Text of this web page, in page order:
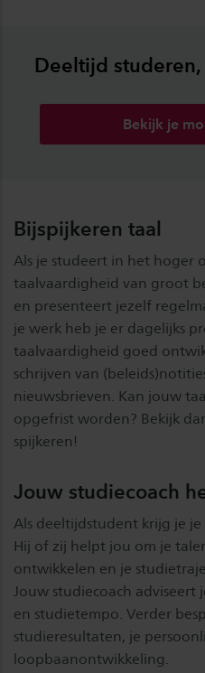
Deeltijd
Bekijk je
Bijspijkeren taal
Als je studeert in het hoger
taalvaardigheid van groot
en presenteert jezelf
je werk heb je er dagelijks
taalvaardigheid goed
schrijven van
nieuwsbrieven. Kan jouw
opgefrist worden? Bekijk
spijkeren!
Jouw studiecoach
Als deeltijdstudent krijg je
Hij of zij helpt jou om je
ontwikkelen en je
Jouw studiecoach adviseert
en studietempo. Verder
studieresultaten, je
loopbaanontwikkeling.